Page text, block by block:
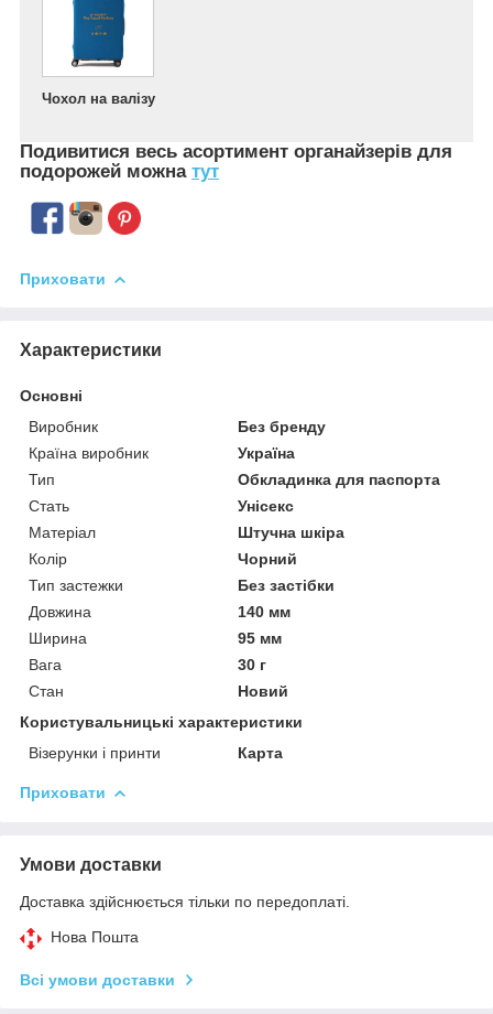
Чохол на валізу
Подивитися весь асортимент органайзерів для
подорожей можна тут
Приховати
Характеристики
Основні
Виробник
Без бренду
Країна виробник
Україна
Тип
Обкладинка для паспорта
Стать
Унісекс
Матеріал
Штучна шкіра
Колір
Чорний
Тип застежки
Без застібки
Довжина
140 мм
Ширина
95 мм
Вага
30 г
Стан
Новий
Користувальницькі характеристики
Візерунки і принти
Карта
Приховати
Умови доставки
Доставка здійснюється тільки по передоплаті.
Нова Пошта
Всі умови доставки